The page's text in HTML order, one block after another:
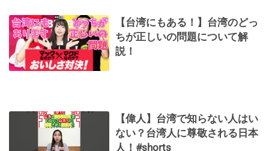
【台湾にもある！】台湾のどっ
ちが正しいの問題について解
説！
【偉人】台湾で知らない人はい
ない？台湾人に尊敬される日本
人！#shorts